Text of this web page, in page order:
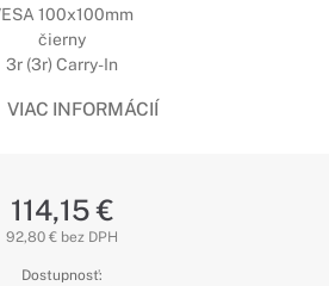
100x100mm
čierny
3r (3r) Carry-In
VIAC INFORMÁCIÍ
114,15 €
92,80 € bez DPH
Dostupnosť: